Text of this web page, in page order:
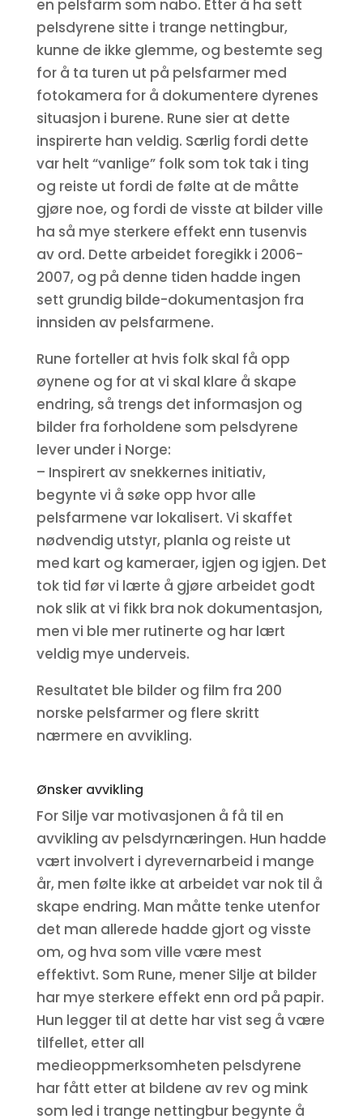
en pelsfarm som nabo. Etter å ha sett
pelsdyrene sitte i trange nettingbur,
kunne de ikke glemme, og bestemte seg
for å ta turen ut på pelsfarmer med
fotokamera for å dokumentere dyrenes
situasjon i burene. Rune sier at dette
inspirerte han veldig. Særlig fordi dette
var helt “vanlige” folk som tok tak i ting
og reiste ut fordi de følte at de måtte
gjøre noe, og fordi de visste at bilder ville
ha så mye sterkere effekt enn tusenvis
av ord. Dette arbeidet foregikk i 2006-
2007, og på denne tiden hadde ingen
sett grundig bilde-dokumentasjon fra
innsiden av pelsfarmene.
Rune forteller at hvis folk skal få opp
øynene og for at vi skal klare å skape
endring, så trengs det informasjon og
bilder fra forholdene som pelsdyrene
lever under i Norge:
– Inspirert av snekkernes initiativ,
begynte vi å søke opp hvor alle
pelsfarmene var lokalisert. Vi skaffet
nødvendig utstyr, planla og reiste ut
med kart og kameraer, igjen og igjen. Det
tok tid før vi lærte å gjøre arbeidet godt
nok slik at vi fikk bra nok dokumentasjon,
men vi ble mer rutinerte og har lært
veldig mye underveis.
Resultatet ble bilder og film fra 200
norske pelsfarmer og flere skritt
nærmere en avvikling.
Ønsker avvikling
For Silje var motivasjonen å få til en
avvikling av pelsdyrnæringen. Hun hadde
vært involvert i dyrevernarbeid i mange
år, men følte ikke at arbeidet var nok til å
skape endring. Man måtte tenke utenfor
det man allerede hadde gjort og visste
om, og hva som ville være mest
effektivt. Som Rune, mener Silje at bilder
har mye sterkere effekt enn ord på papir.
Hun legger til at dette har vist seg å være
tilfellet, etter all
medieoppmerksomheten pelsdyrene
har fått etter at bildene av rev og mink
som led i trange nettingbur begynte å